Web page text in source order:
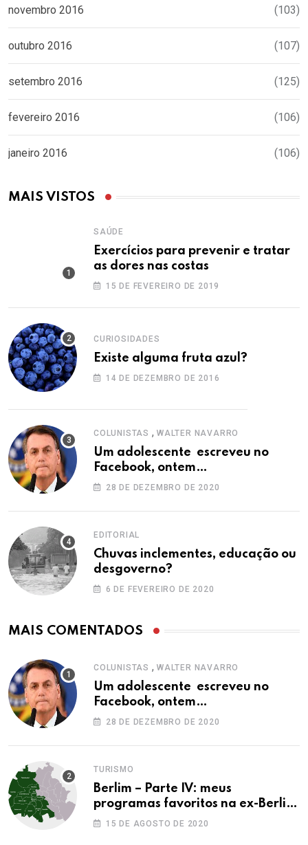
novembro 2016 (103)
outubro 2016 (107)
setembro 2016 (125)
fevereiro 2016 (106)
janeiro 2016 (106)
MAIS VISTOS
SAÚDE
Exercícios para prevenir e tratar
as dores nas costas
15 DE FEVEREIRO DE 2019
CURIOSIDADES
Existe alguma fruta azul?
14 DE DEZEMBRO DE 2016
COLUNISTAS , WALTER NAVARRO
Um adolescente escreveu no
Facebook, ontem…
28 DE DEZEMBRO DE 2020
EDITORIAL
Chuvas inclementes, educação ou
desgoverno?
6 DE FEVEREIRO DE 2020
MAIS COMENTADOS
COLUNISTAS , WALTER NAVARRO
Um adolescente escreveu no
Facebook, ontem…
28 DE DEZEMBRO DE 2020
TURISMO
Berlim – Parte IV: meus
programas favoritos na ex-Berlim
Ocidental
15 DE AGOSTO DE 2020